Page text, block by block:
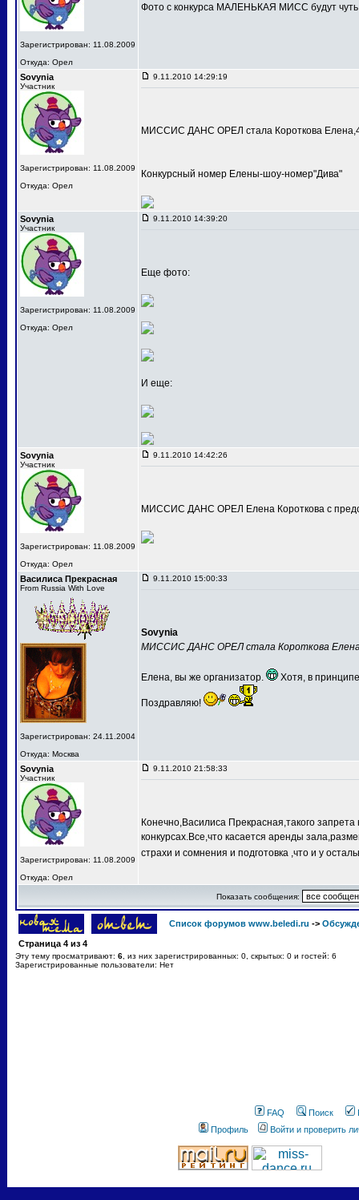
Зарегистрирован: 11.08.2009
Откуда: Орел
Фото с конкурса МАЛЕНЬКАЯ МИСС будут
Sovynia
Участник
Зарегистрирован: 11.08.2009
Откуда: Орел
9.11.2010 14:29:19
МИССИС ДАНС ОРЕЛ стала Короткова
Конкурсный номер Елены-шоу-номер"Дива"
Sovynia
Участник
Зарегистрирован: 11.08.2009
Откуда: Орел
9.11.2010 14:39:20
Еще фото:
И еще:
Sovynia
Участник
Зарегистрирован: 11.08.2009
Откуда: Орел
9.11.2010 14:42:26
МИССИС ДАНС ОРЕЛ Елена Короткова с
Василиса Прекрасная
From Russia With Love
Зарегистрирован: 24.11.2004
Откуда: Москва
9.11.2010 15:00:33
Sovynia
МИССИС ДАНС ОРЕЛ стала Короткова
Елена, вы же организатор. Хотя, в
Поздравляю!
Sovynia
Участник
Зарегистрирован: 11.08.2009
Откуда: Орел
9.11.2010 21:58:33
Конечно,Василиса Прекрасная,такого
конкурсах.Все,что касается аренды
страхи и сомнения и подготовка ,что и у
Показать сообщения:
Список форумов www.beledi.ru ->
Страница 4 из 4
Эту тему просматривают: 6 , из них зарегистрированных: 0, скрытых: 0 и гостей: 6
Зарегистрированные пользователи: Нет
FAQ Поиск
Профиль
Войти и проверить